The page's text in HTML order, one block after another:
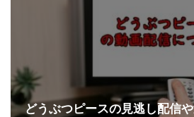
どうぶつピースの見逃し配信